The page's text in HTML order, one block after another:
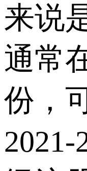
来说
通常
份，
2021-